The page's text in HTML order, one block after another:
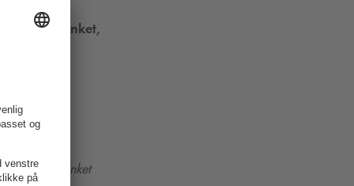
klikke på linket,
for forsinket